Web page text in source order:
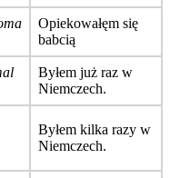
Opiekowałęm się
babcią
Byłem już raz w
Niemczech.
Byłem kilka razy w
Niemczech.